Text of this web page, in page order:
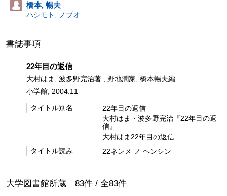
橋本, 暢夫
ハシモト, ノブオ
書誌事項
22年目の返信
大村はま, 波多野完治著 ; 野地潤家, 橋本暢夫編
小学館, 2004.11
タイトル別名
22年目の返信
大村はま・波多野完治『22年目の返
信』
大村はま22年目の返信
タイトル読み
22ネンメ ノ ヘンシン
大学図書館所蔵 83件 / 全83件